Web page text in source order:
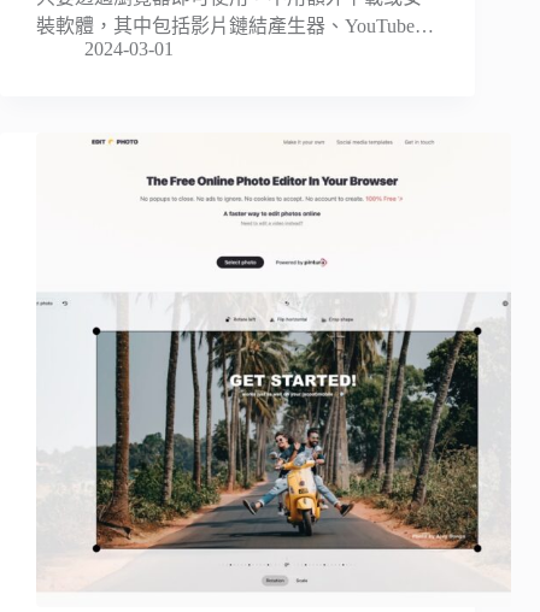
裝軟體，其中包括影片鏈結產生器、YouTube…
2024-03-01